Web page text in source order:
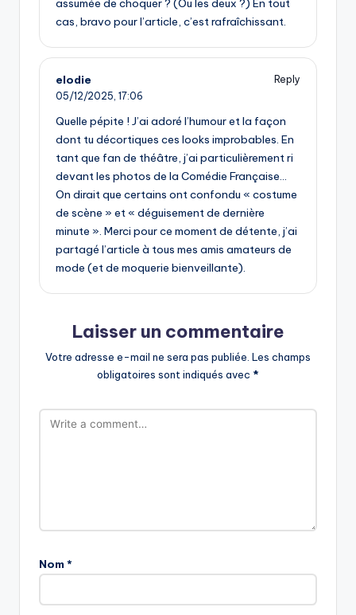
cas, bravo pour l’article, c’est rafraîchissant.
elodie
Reply
05/12/2025, 17:06
Quelle pépite ! J’ai adoré l’humour et la façon
dont tu décortiques ces looks improbables. En
tant que fan de théâtre, j’ai particulièrement ri
devant les photos de la Comédie Française…
On dirait que certains ont confondu « costume
de scène » et « déguisement de dernière
minute ». Merci pour ce moment de détente, j’ai
partagé l’article à tous mes amis amateurs de
mode (et de moquerie bienveillante).
Laisser un commentaire
Votre adresse e-mail ne sera pas publiée. Les champs
obligatoires sont indiqués avec *
Nom *